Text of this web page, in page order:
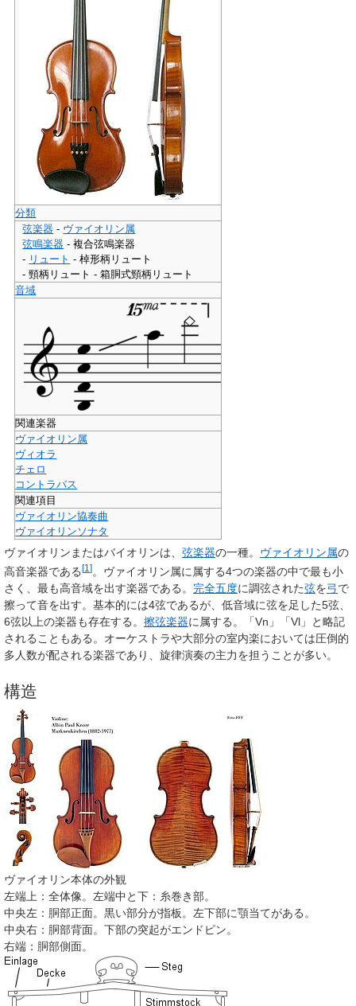
分類
弦楽器 - ヴァイオリン属
弦鳴楽器 - 複合弦鳴楽器
- リュート - 棹形柄リュート
- 頸柄リュート - 箱胴式頸柄リュート
音域
関連楽器
ヴァイオリン属
ヴィオラ
チェロ
コントラバス
関連項目
ヴァイオリン協奏曲
ヴァイオリンソナタ
ヴァイオリン またはバイオリンは、 弦楽器の一種。 ヴァイオリン属の
高音楽器である [1 ] 。ヴァイオリン属に属する4つの楽器の中で最も小
さく、最も高音域を出す楽器である。 完全五度に調弦された弦を弓で
擦って音を出す。基本的には4弦であるが、低音域に弦を足した5弦、
6弦以上の楽器も存在する。 擦弦楽器に属する。「Vn」「Vl」と略記
されることもある。オーケストラや大部分の室内楽においては圧倒的
多人数が配される楽器であり、旋律演奏の主力を担うことが多い。
構造
ヴァイオリン本体の外観
左端上：全体像。左端中と下：糸巻き部。
中央左：胴部正面。黒い部分が指板。左下部に顎当てがある。
中央右：胴部背面。下部の突起がエンドピン。
右端：胴部側面。